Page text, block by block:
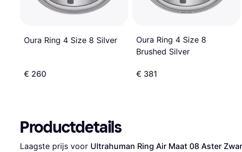
Oura Ring 4 Size 8 Silver
€ 260
Oura Ring 4 Size 8
Brushed Silver
€ 381
Productdetails
Laagste prijs voor Ultrahuman Ring Air Maat 08 Aster